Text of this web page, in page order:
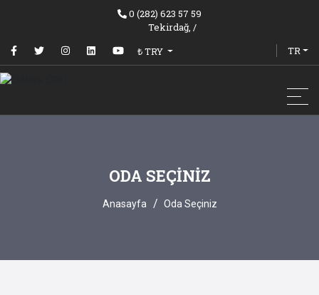
0 (282) 623 57 59
Tekirdağ, /
₺ TRY
TR
ODA SEÇINIZ
Anasayfa Oda Seçiniz